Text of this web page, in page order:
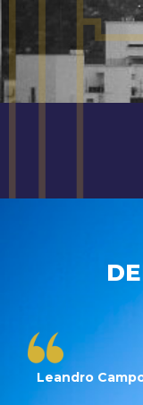
Leandro